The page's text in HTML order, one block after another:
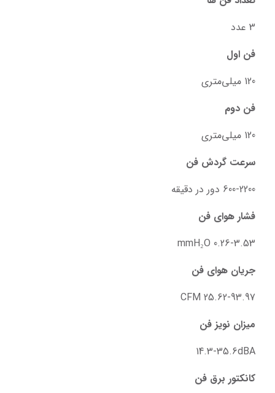
3 عدد
فن اول
120 میلی‌متری
فن دوم
120 میلی‌متری
سرعت گردش فن
600-2200 دور در دقیقه
فشار هوای فن
0.26-3.53 mmH₂O
جریان هوای فن
25.62-93.97 CFM
میزان نویز فن
14.3-35.6dBA
کانکتور برق فن